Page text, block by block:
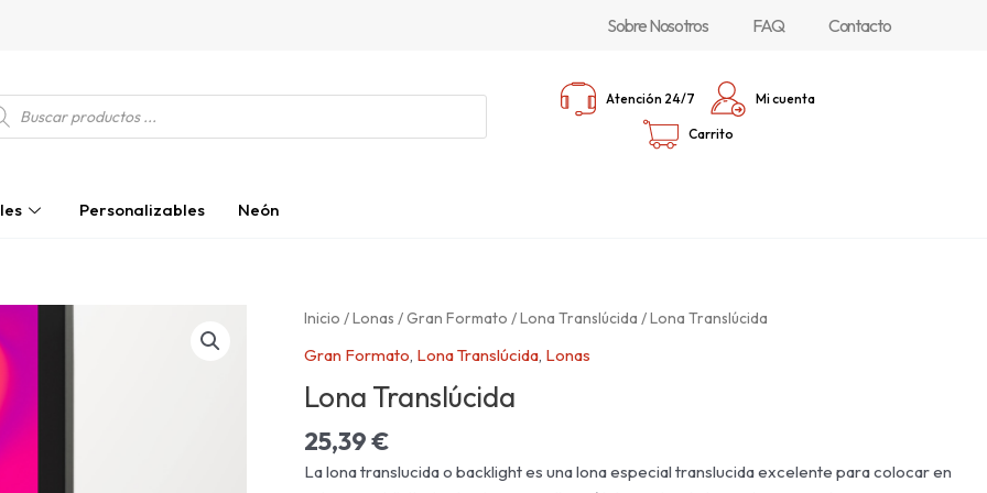
Sobre Nosotros FAQ Contacto
Atención 24/7 Mi cuenta
Carrito
Personalizables Neón
Inicio /Lonas /Gran Formato /Lona Translúcida / Lona Translúcida
Gran Formato, Lona Translúcida, Lonas
Lona Translúcida
25,39€
La lona translucida o backlight es una lona especial translucida excelente para colocar en
Lona